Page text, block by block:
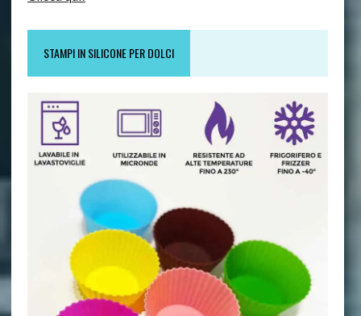
STAMPI IN SILICONE PER DOLCI